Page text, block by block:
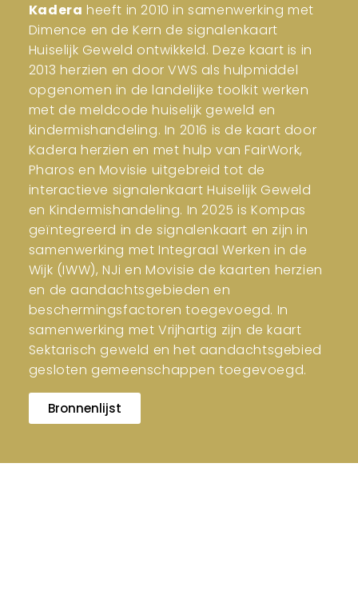
Kadera heeft in 2010 in samenwerking met
Dimence en de Kern de signalenkaart
Huiselijk Geweld ontwikkeld. Deze kaart is in
2013 herzien en door VWS als hulpmiddel
opgenomen in de landelijke toolkit werken
met de meldcode huiselijk geweld en
kindermishandeling. In 2016 is de kaart door
Kadera herzien en met hulp van FairWork,
Pharos en Movisie uitgebreid tot de
interactieve signalenkaart Huiselijk Geweld
en Kindermishandeling. In 2025 is Kompas
geïntegreerd in de signalenkaart en zijn in
samenwerking met Integraal Werken in de
Wijk (IWW), NJi en Movisie de kaarten herzien
en de aandachtsgebieden en
beschermingsfactoren toegevoegd. In
samenwerking met Vrijhartig zijn de kaart
Sektarisch geweld en het aandachtsgebied
gesloten gemeenschappen toegevoegd.
Bronnenlijst